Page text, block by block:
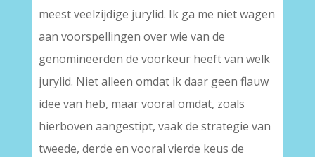
meest veelzijdige jurylid. Ik ga me niet wagen
aan voorspellingen over wie van de
genomineerden de voorkeur heeft van welk
jurylid. Niet alleen omdat ik daar geen flauw
idee van heb, maar vooral omdat, zoals
hierboven aangestipt, vaak de strategie van
tweede, derde en vooral vierde keus de